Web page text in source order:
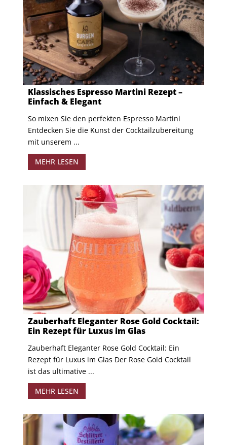
Klassisches Espresso Martini Rezept –
Einfach & Elegant
So mixen Sie den perfekten Espresso Martini
Entdecken Sie die Kunst der Cocktailzubereitung
mit unserem ...
MEHR LESEN
Zauberhaft Eleganter Rose Gold Cocktail:
Ein Rezept für Luxus im Glas
Zauberhaft Eleganter Rose Gold Cocktail: Ein
Rezept für Luxus im Glas Der Rose Gold Cocktail
ist das ultimative ...
MEHR LESEN